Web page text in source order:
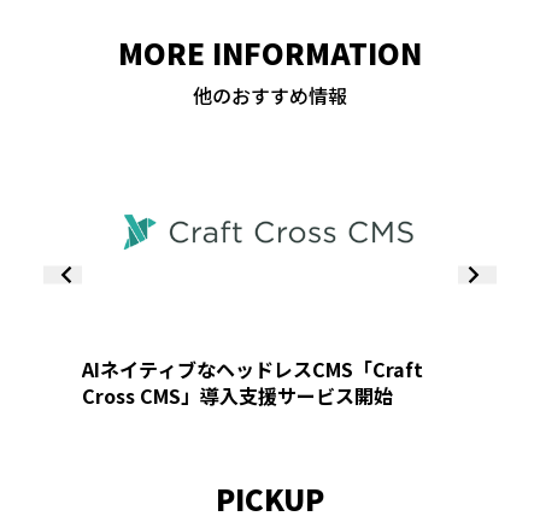
MORE INFORMATION
他のおすすめ情報
AIネイティブなヘッドレスCMS「Craft
Cross CMS」導入支援サービス開始
PICKUP